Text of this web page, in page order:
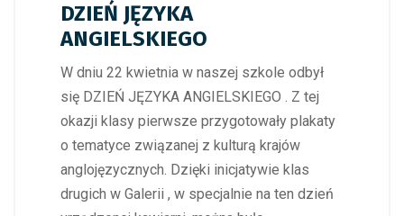
DZIEŃ JĘZYKA
ANGIELSKIEGO
W dniu 22 kwietnia w naszej szkole odbył
się DZIEŃ JĘZYKA ANGIELSKIEGO . Z tej
okazji klasy pierwsze przygotowały plakaty
o tematyce związanej z kulturą krajów
anglojęzycznych. Dzięki inicjatywie klas
drugich w Galerii , w specjalnie na ten dzień